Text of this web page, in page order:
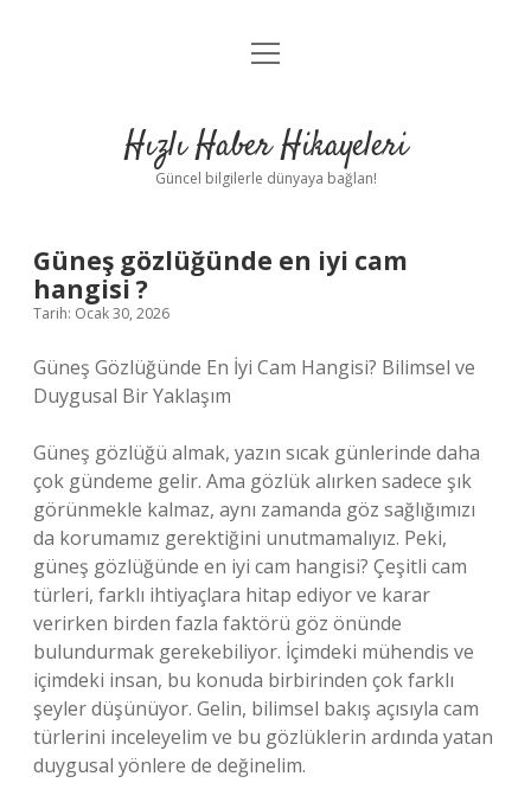
Anasayfa
Yasal Uyarı
menüyü
Hızlı Haber Hikayeleri
Güncel bilgilerle dünyaya bağlan!
Güneş gözlüğünde en iyi cam
hangisi ?
Tarih: Ocak 30, 2026
Güneş Gözlüğünde En İyi Cam Hangisi? Bilimsel ve
Duygusal Bir Yaklaşım
Güneş gözlüğü almak, yazın sıcak günlerinde daha
çok gündeme gelir. Ama gözlük alırken sadece şık
görünmekle kalmaz, aynı zamanda göz sağlığımızı
da korumamız gerektiğini unutmamalıyız. Peki,
güneş gözlüğünde en iyi cam hangisi? Çeşitli cam
türleri, farklı ihtiyaçlara hitap ediyor ve karar
verirken birden fazla faktörü göz önünde
bulundurmak gerekebiliyor. İçimdeki mühendis ve
içimdeki insan, bu konuda birbirinden çok farklı
şeyler düşünüyor. Gelin, bilimsel bakış açısıyla cam
türlerini inceleyelim ve bu gözlüklerin ardında yatan
duygusal yönlere de değinelim.